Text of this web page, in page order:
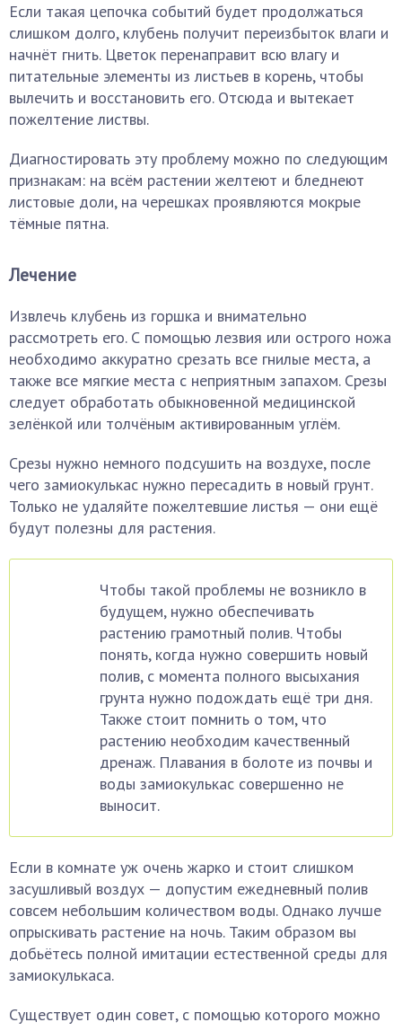
Если такая цепочка событий будет продолжаться
слишком долго, клубень получит переизбыток влаги и
начнёт гнить. Цветок перенаправит всю влагу и
питательные элементы из листьев в корень, чтобы
вылечить и восстановить его. Отсюда и вытекает
пожелтение листвы.
Диагностировать эту проблему можно по следующим
признакам: на всём растении желтеют и бледнеют
листовые доли, на черешках проявляются мокрые
тёмные пятна.
Лечение
Извлечь клубень из горшка и внимательно
рассмотреть его. С помощью лезвия или острого ножа
необходимо аккуратно срезать все гнилые места, а
также все мягкие места с неприятным запахом. Срезы
следует обработать обыкновенной медицинской
зелёнкой или толчёным активированным углём.
Срезы нужно немного подсушить на воздухе, после
чего замиокулькас нужно пересадить в новый грунт.
Только не удаляйте пожелтевшие листья — они ещё
будут полезны для растения.
Чтобы такой проблемы не возникло в
будущем, нужно обеспечивать
растению грамотный полив. Чтобы
понять, когда нужно совершить новый
полив, с момента полного высыхания
грунта нужно подождать ещё три дня.
Также стоит помнить о том, что
растению необходим качественный
дренаж. Плавания в болоте из почвы и
воды замиокулькас совершенно не
выносит.
Если в комнате уж очень жарко и стоит слишком
засушливый воздух — допустим ежедневный полив
совсем небольшим количеством воды. Однако лучше
опрыскивать растение на ночь. Таким образом вы
добьётесь полной имитации естественной среды для
замиокулькаса.
Существует один совет, с помощью которого можно